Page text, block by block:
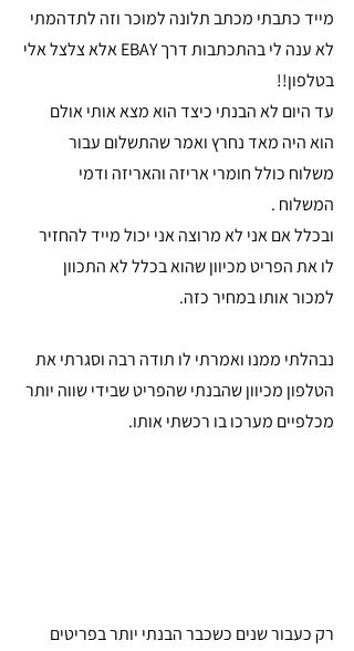
מייד כתבתי מכתב תלונה למוכר וזה לתדהמתי
לא ענה לי בהתכתבות דרך EBAY אלא צלצל אלי
בטלפון!!
עד היום לא הבנתי כיצד הוא מצא אותי אולם
הוא היה מאד נחרץ ואמר שהתשלום עבור
משלוח כולל חומרי אריזה והאריזה ודמי
המשלוח .
ובכלל אם אני לא מרוצה אני יכול מייד להחזיר
לו את הפריט מכיוון שהוא בכלל לא התכוון
למכור אותו במחיר כזה.
נבהלתי ממנו ואמרתי לו תודה רבה וסגרתי את
הטלפון מכיוון שהבנתי שהפריט שבידי שווה יותר
מכלפיים מערכו בו רכשתי אותו.
רק כעבור שנים כשכבר הבנתי יותר בפריטים